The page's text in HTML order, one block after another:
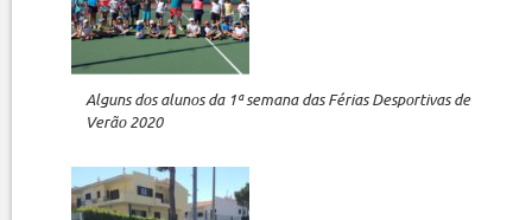
Alguns dos alunos da 1ª semana das Férias Desportivas de
Verão 2020